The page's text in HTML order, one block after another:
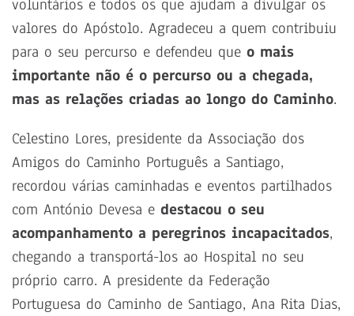
voluntários e todos os que ajudam a divulgar os
valores do Apóstolo. Agradeceu a quem contribuiu
para o seu percurso e defendeu que o mais
importante não é o percurso ou a chegada,
mas as relações criadas ao longo do Caminho.
Celestino Lores, presidente da Associação dos
Amigos do Caminho Português a Santiago,
recordou várias caminhadas e eventos partilhados
com António Devesa e destacou o seu
acompanhamento a peregrinos incapacitados,
chegando a transportá-los ao Hospital no seu
próprio carro. A presidente da Federação
Portuguesa do Caminho de Santiago, Ana Rita Dias,